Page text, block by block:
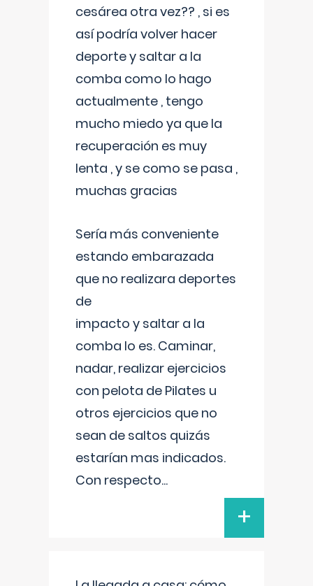
cesárea otra vez?? , si es
así podría volver hacer
deporte y saltar a la
comba como lo hago
actualmente , tengo
mucho miedo ya que la
recuperación es muy
lenta , y se como se pasa ,
muchas gracias
Sería más conveniente
estando embarazada
que no realizara deportes
de
impacto y saltar a la
comba lo es. Caminar,
nadar, realizar ejercicios
con pelota de Pilates u
otros ejercicios que no
sean de saltos quizás
estarían mas indicados.
Con respecto...
+